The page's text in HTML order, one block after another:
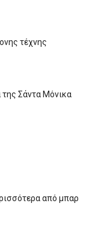
τέχνης
Σάντα Μόνικα
από μπαρ